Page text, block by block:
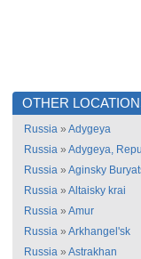
OTHER
Russia » Adygeya
Russia » Adygeya,
Russia » Aginsky
Russia » Altaisky krai
Russia » Amur
Russia » Arkhangel'sk
Russia » Astrakhan